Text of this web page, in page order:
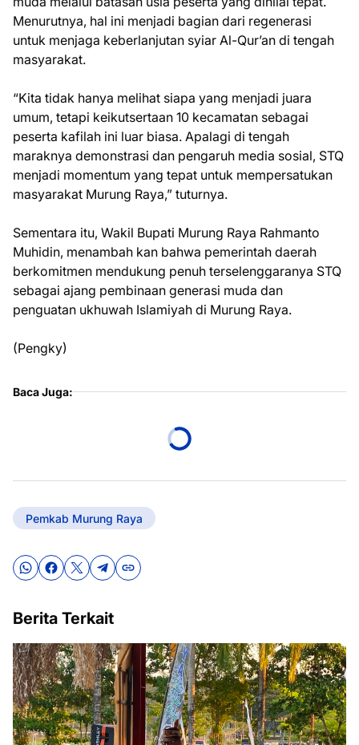
Menurutnya, hal ini menjadi bagian dari regenerasi
untuk menjaga keberlanjutan syiar Al-Qur’an di tengah
masyarakat.
“Kita tidak hanya melihat siapa yang menjadi juara
umum, tetapi keikutsertaan 10 kecamatan sebagai
peserta kafilah ini luar biasa. Apalagi di tengah
maraknya demonstrasi dan pengaruh media sosial, STQ
menjadi momentum yang tepat untuk mempersatukan
masyarakat Murung Raya,” tuturnya.
Sementara itu, Wakil Bupati Murung Raya Rahmanto
Muhidin, menambah kan bahwa pemerintah daerah
berkomitmen mendukung penuh terselenggaranya STQ
sebagai ajang pembinaan generasi muda dan
penguatan ukhuwah Islamiyah di Murung Raya.
(Pengky)
Baca Juga:
Pemkab Murung Raya
Berita Terkait